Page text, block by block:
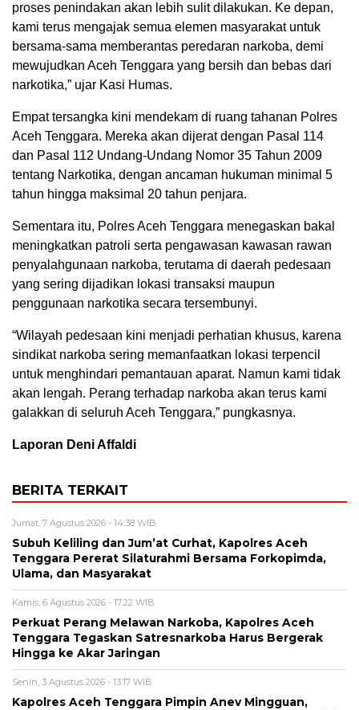
proses penindakan akan lebih sulit dilakukan. Ke depan,
kami terus mengajak semua elemen masyarakat untuk
bersama-sama memberantas peredaran narkoba, demi
mewujudkan Aceh Tenggara yang bersih dan bebas dari
narkotika,” ujar Kasi Humas.
Empat tersangka kini mendekam di ruang tahanan Polres
Aceh Tenggara. Mereka akan dijerat dengan Pasal 114
dan Pasal 112 Undang-Undang Nomor 35 Tahun 2009
tentang Narkotika, dengan ancaman hukuman minimal 5
tahun hingga maksimal 20 tahun penjara.
Sementara itu, Polres Aceh Tenggara menegaskan bakal
meningkatkan patroli serta pengawasan kawasan rawan
penyalahgunaan narkoba, terutama di daerah pedesaan
yang sering dijadikan lokasi transaksi maupun
penggunaan narkotika secara tersembunyi.
“Wilayah pedesaan kini menjadi perhatian khusus, karena
sindikat narkoba sering memanfaatkan lokasi terpencil
untuk menghindari pemantauan aparat. Namun kami tidak
akan lengah. Perang terhadap narkoba akan terus kami
galakkan di seluruh Aceh Tenggara,” pungkasnya.
Laporan Deni Affaldi
BERITA TERKAIT
Jumat, 7 Agustus 2026 - 14:38 WIB
Subuh Keliling dan Jum’at Curhat, Kapolres Aceh
Tenggara Pererat Silaturahmi Bersama Forkopimda,
Ulama, dan Masyarakat
Kamis, 6 Agustus 2026 - 17:22 WIB
Perkuat Perang Melawan Narkoba, Kapolres Aceh
Tenggara Tegaskan Satresnarkoba Harus Bergerak
Hingga ke Akar Jaringan
Senin, 3 Agustus 2026 - 13:17 WIB
Kapolres Aceh Tenggara Pimpin Anev Mingguan,